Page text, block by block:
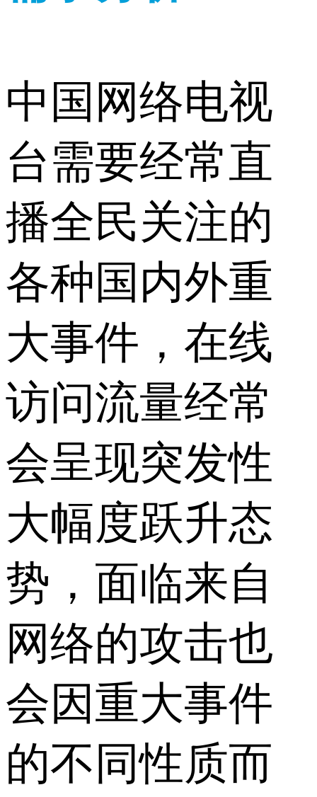
中国网络电视
台需要经常直
播全民关注的
各种国内外重
大事件，在线
访问流量经常
会呈现突发性
大幅度跃升态
势，面临来自
网络的攻击也
会因重大事件
的不同性质而